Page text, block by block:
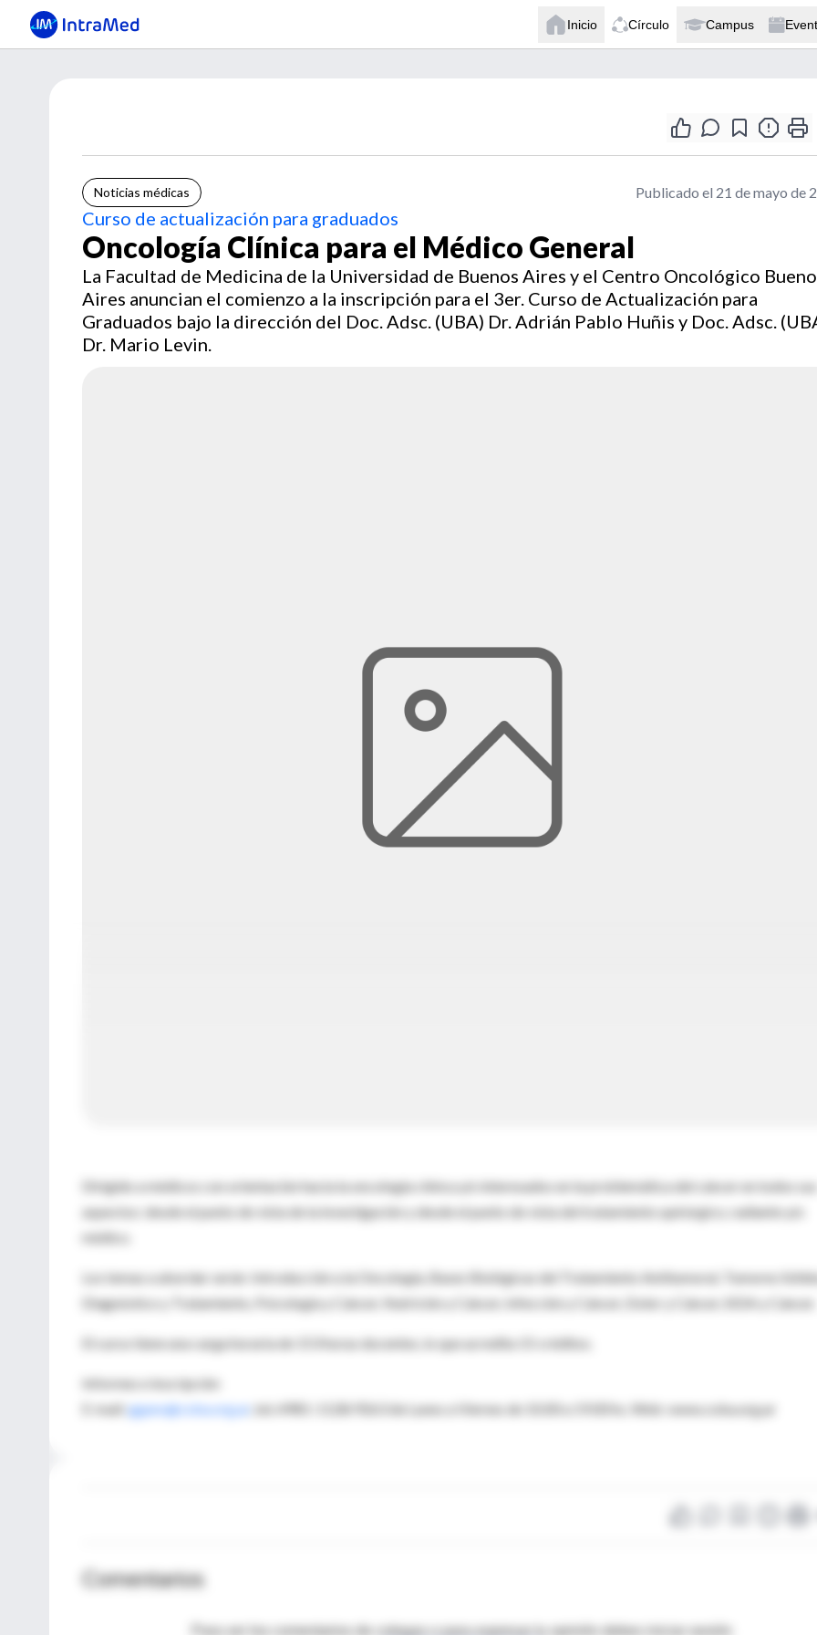
Inicio Círculo Campus
Noticias médicas Publicado el 21 de mayo de
Curso de actualización para graduados
Oncología Clínica para el Médico General
La Facultad de Medicina de la Universidad de Buenos Aires y el Centro Oncológico
Aires anuncian el comienzo a la inscripción para el 3er. Curso de Actualización para
Graduados bajo la dirección del Doc. Adsc. (UBA) Dr. Adrián Pablo Huñis y Doc. Adsc.
Dr. Mario Levin.
Dirigido a médicos con orientación hacia la oncología clínica y/o interesados en la problemática del cáncer en todos sus
aspectos: desde el punto de vista de la investigación y desde el punto de vista del tratamiento quirúrgico, radiante y/o
médico.
Los temas a abordar serán: Introducción a la Oncología, Bases Biológicas del Tratamiento Antitumoral, Tumores
Diagnóstico y Tratamiento, Psicología y Cáncer, Nutrición y Cáncer, Infección y Cáncer, Dolor y Cáncer, SIDA y Cáncer.
El curso tiene una carga horaria de 153 horas docentes, lo que acredita 15 créditos.
Informes e inscripción
E-mail:ggans@coba.org.ar , tel.:4981-1128/9263 de Lunes a Viernes de 10.00 a 19.00 hs. Web: www.coba.org.ar
Comentarios
Para ver los comentarios de colegas o para expresar tu opinión debes iniciar sesión